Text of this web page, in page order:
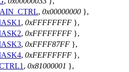
, 0x00000000 },
, 0xFFFFFFFF },
, 0xFFFFFFFF },
, 0xFFFF87FF },
, 0xFEFFFFFF },
, 0x81000001 },